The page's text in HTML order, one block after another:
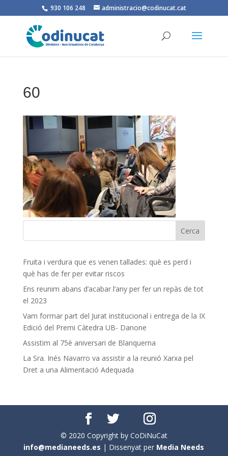
930 106 248 administracio@codinucat.cat
60
Fruita i verdura que es venen tallades: què es perd i
què has de fer per evitar riscos
Ens reunim abans d’acabar l’any per fer un repàs de tot
el 2023
Vam formar part del Jurat institucional i entrega de la IX
Edició del Premi Càtedra UB- Danone
Assistim al 75è aniversari de Blanquerna
La Sra. Inés Navarro va assistir a la reunió Xarxa pel
Dret a una Alimentació Adequada
© 2020 Copyright by CoDiNuCat
info@medianeeds.es | Dissenyat per Media Needs